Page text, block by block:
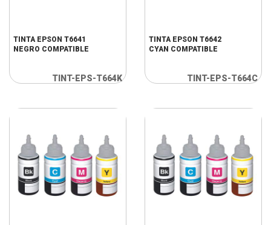
TINTA EPSON T6641
NEGRO COMPATIBLE
TINT-EPS-T664K
TINTA EPSON T6642
CYAN COMPATIBLE
TINT-EPS-T664C